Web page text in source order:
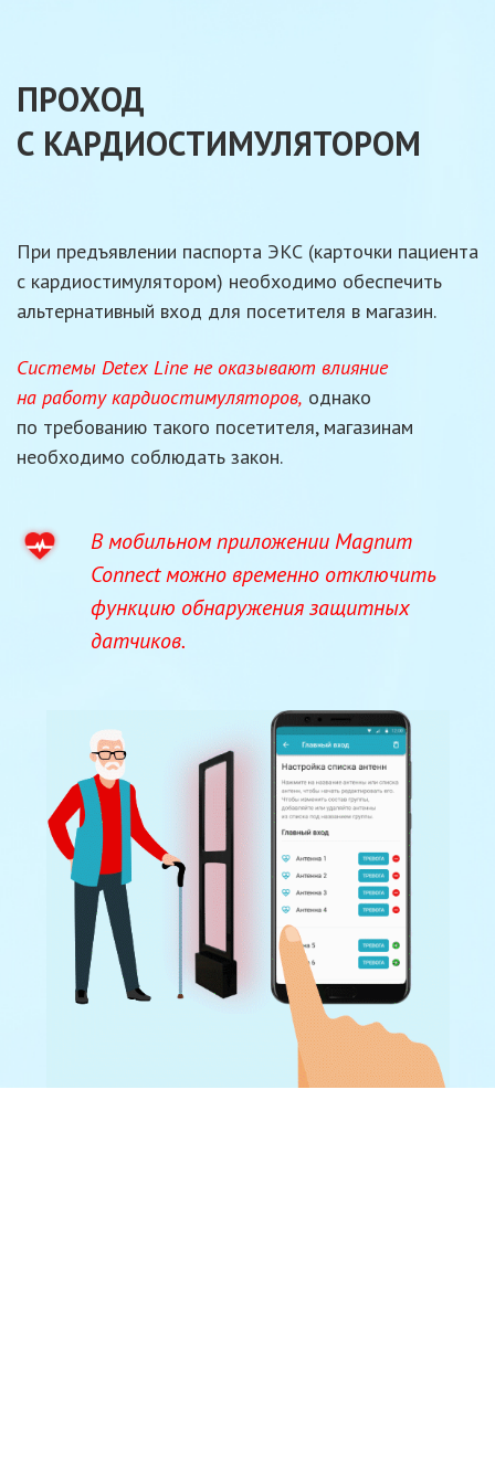
ПРОХОД
С КАРДИОСТИМУЛЯТОРОМ
При предъявлении паспорта ЭКС (карточки пациента
с кардиостимулятором) необходимо обеспечить
альтернативный вход для посетителя в магазин.
Системы Detex Line не оказывают влияние
на работукардиостимуляторов, однако
по требованию такого посетителя, магазинам
необходимо соблюдать закон.
В мобильном приложении Magnum
Connect можно временно отключить
функцию обнаружения защитных
датчиков.